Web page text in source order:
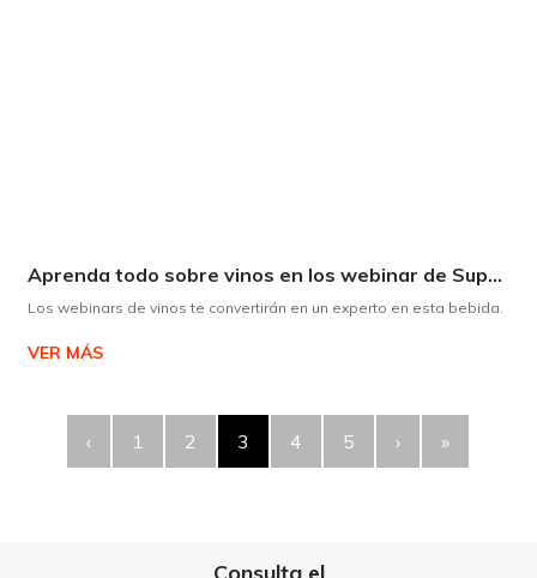
Aprenda todo sobre vinos en los webinar de Supermaxi
Los webinars de vinos te convertirán en un experto en esta bebida.
VER MÁS
‹ 1 2 3 4 5 › »
Consulta el